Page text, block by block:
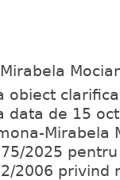
obiect
data de 15
Mirabela
2025
2006 privind